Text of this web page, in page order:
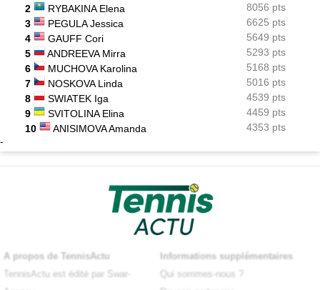
2
RYBAKINA Elena
8056 pts
3
PEGULA Jessica
6625 pts
4
GAUFF Cori
5649 pts
5
ANDREEVA Mirra
5293 pts
6
MUCHOVA Karolina
5168 pts
7
NOSKOVA Linda
5016 pts
8
SWIATEK Iga
4539 pts
9
SVITOLINA Elina
4459 pts
10
ANISIMOVA Amanda 4353 pts
-
A propos de TennisActu
TennisActu est édité par Swar-
Informations supplémentaires
Qui sommes-nous ?